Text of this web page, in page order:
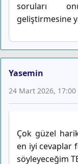
soruları
geliştirmesine
Yasemin
24 Mart 2026, 17:00
Çok güzel
en iyi cevaplar
söyleyeceğim